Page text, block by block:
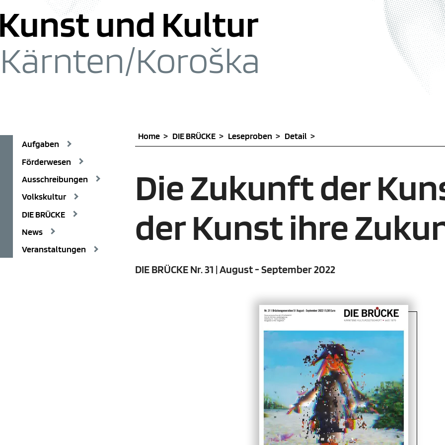
zum Inhalt springen [1] zum Hauptmenü springen [2]
und Kultur
Kärnten/Koroška
Aufgaben
Förderwesen
Ausschreibungen
Volkskultur
DIE BRÜCKE
News
Veranstaltungen
Home DIE BRÜCKE Leseproben Detail
Die Zukunft der
der Kunst ihre
DIE BRÜCKE Nr. 31 | August - September 2022